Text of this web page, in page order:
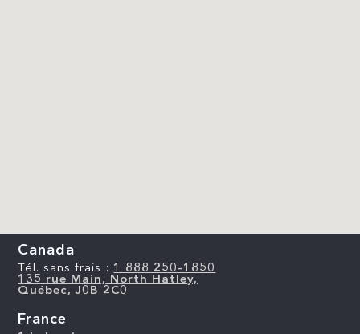
Canada
Tél. sans frais : 1 888 250-1850
135 rue Main, North Hatley,
Québec, J0B 2C0
France